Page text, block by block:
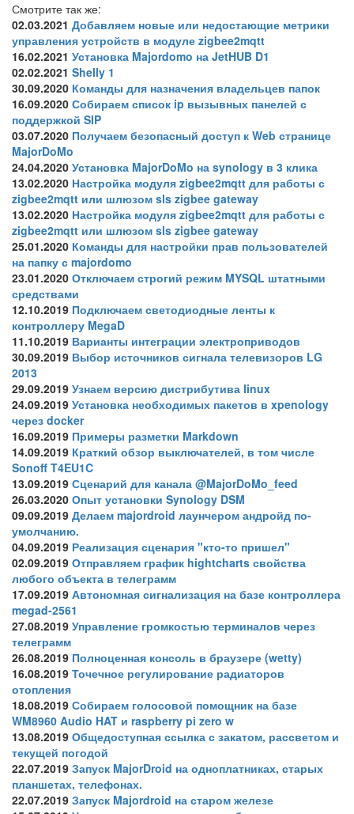
Смотрите так же:
02.03.2021 Добавляем новые или недостающие метрики
управления устройств в модуле zigbee2mqtt
16.02.2021 Установка Majordomo на JetHUB D1
02.02.2021 Shelly 1
30.09.2020 Команды для назначения владельцев папок
16.09.2020 Собираем список ip вызывных панелей с
поддержкой SIP
03.07.2020 Получаем безопасный доступ к Web странице
MajorDoMo
24.04.2020 Установка MajorDoMo на synology в 3 клика
13.02.2020 Настройка модуля zigbee2mqtt для работы с
zigbee2mqtt или шлюзом sls zigbee gateway
13.02.2020 Настройка модуля zigbee2mqtt для работы с
zigbee2mqtt или шлюзом sls zigbee gateway
25.01.2020 Команды для настройки прав пользователей
на папку с majordomo
23.01.2020 Отключаем строгий режим MYSQL штатными
средствами
12.10.2019 Подключаем светодиодные ленты к
контроллеру MegaD
11.10.2019 Варианты интеграции электроприводов
30.09.2019 Выбор источников сигнала телевизоров LG
2013
29.09.2019 Узнаем версию дистрибутива linux
24.09.2019 Установка необходимых пакетов в xpenology
через docker
16.09.2019 Примеры разметки Markdown
14.09.2019 Краткий обзор выключателей, в том числе
Sonoff T4EU1C
13.09.2019 Сценарий для канала @MajorDoMo_feed
26.03.2020 Опыт установки Synology DSM
09.09.2019 Делаем majordroid лаунчером андройд по-
умолчанию.
04.09.2019 Реализация сценария "кто-то пришел"
02.09.2019 Отправляем график hightcharts свойства
любого объекта в телеграмм
17.09.2019 Автономная сигнализация на базе контроллера
megad-2561
27.08.2019 Управление громкостью терминалов через
телеграмм
26.08.2019 Полноценная консоль в браузере (wetty)
16.08.2019 Точечное регулирование радиаторов
отопления
18.08.2019 Собираем голосовой помощник на базе
WM8960 Audio HAT и raspberry pi zero w
13.08.2019 Общедоступная ссылка с закатом, рассветом и
текущей погодой
22.07.2019 Запуск MajorDroid на одноплатниках, старых
планшетах, телефонах.
22.07.2019 Запуск Majordroid на старом железе